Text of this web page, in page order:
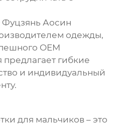
Аосин
одежды,
OEM
гибкие
и индивидуальный
для мальчиков– это